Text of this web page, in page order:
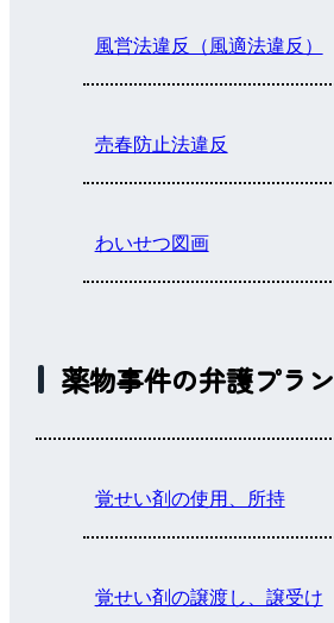
風営法違反（風適法違反）
売春防止法違反
わいせつ図画
薬物事件の弁護プラン
覚せい剤の使用、所持
覚せい剤の譲渡し、譲受け